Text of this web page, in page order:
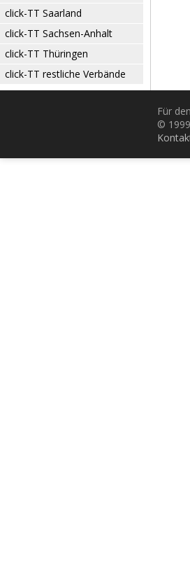
click-TT Saarland
click-TT Sachsen-Anhalt
click-TT Thüringen
click-TT restliche Verbände
Für
©